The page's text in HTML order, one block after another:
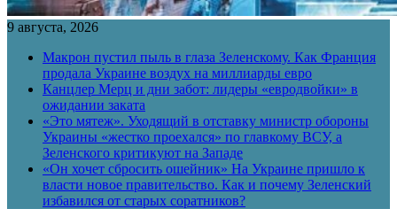
9 августа, 2026
Макрон пустил пыль в глаза Зеленскому. Как Франция
продала Украине воздух на миллиарды евро
Канцлер Мерц и дни забот: лидеры «евродвойки» в
ожидании заката
«Это мятеж». Уходящий в отставку министр обороны
Украины «жестко проехался» по главкому ВСУ, а
Зеленского критикуют на Западе
«Он хочет сбросить ошейник» На Украине пришло к
власти новое правительство. Как и почему Зеленский
избавился от старых соратников?